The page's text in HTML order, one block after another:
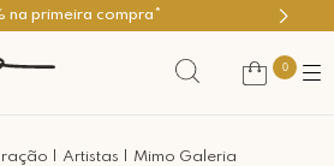
Use o cupom PRIMEIROMIMO
0
Artistas Mimo Galeria